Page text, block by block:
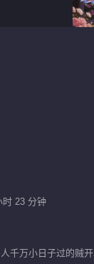
时 23 分钟
千万小日子过的贼